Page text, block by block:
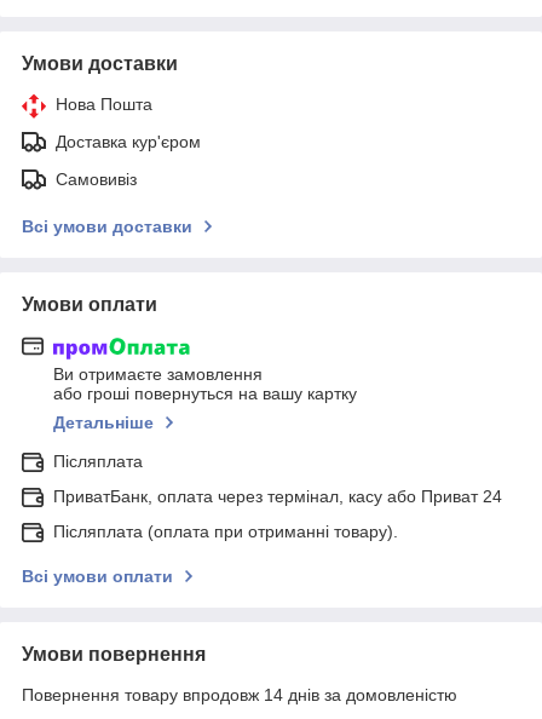
Умови доставки
Нова Пошта
Доставка кур'єром
Самовивіз
Всі умови доставки
Умови оплати
Ви отримаєте замовлення
або гроші повернуться на вашу картку
Детальніше
Післяплата
ПриватБанк, оплата через термінал, касу або Приват 24
Післяплата (оплата при отриманні товару).
Всі умови оплати
Умови повернення
Повернення товару впродовж 14 днів за домовленістю